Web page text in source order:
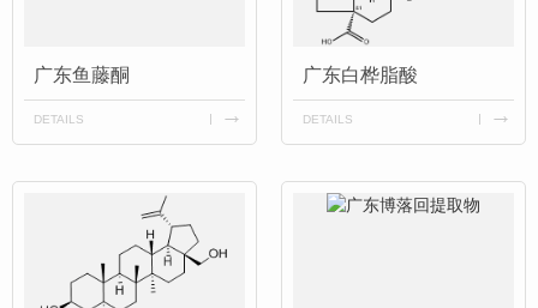
广东鱼藤酮
DETAILS
广东白桦脂酸
DETAILS